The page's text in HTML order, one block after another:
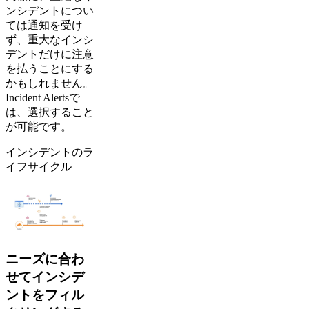
ンシデントについ
ては通知を受け
ず、重大なインシ
デントだけに注意
を払うことにする
かもしれません。
Incident Alertsで
は、選択すること
が可能です。
インシデントのラ
イフサイクル
ニーズに合わ
せてインシデ
ントをフィル